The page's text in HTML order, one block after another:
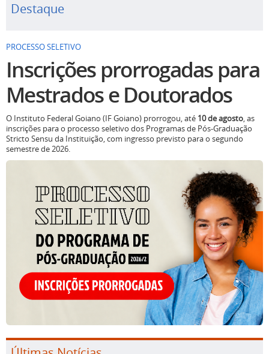
Destaque
PROCESSO SELETIVO
Inscrições prorrogadas para
Mestrados e Doutorados
O Instituto Federal Goiano (IF Goiano) prorrogou, até 10 de agosto, as
inscrições para o processo seletivo dos Programas de Pós-Graduação
Stricto Sensu da Instituição, com ingresso previsto para o segundo
semestre de 2026.